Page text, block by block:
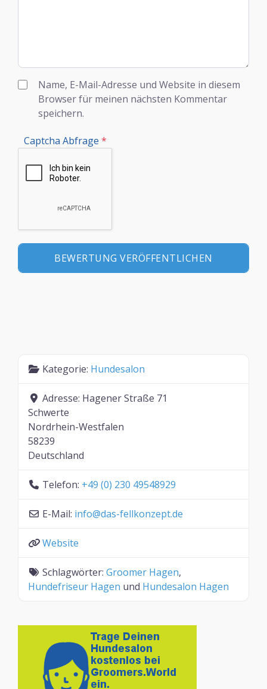
Name, E-Mail-Adresse und Website in diesem
Browser für meinen nächsten Kommentar
speichern.
Captcha Abfrage *
Kategorie: Hundesalon
Adresse: Hagener Straße 71
Schwerte
Nordrhein-Westfalen
58239
Deutschland
Telefon: +49 (0) 230 49548929
E-Mail: info@das-fellkonzept.de
Website
Schlagwörter: Groomer Hagen,
Hundefriseur Hagen und Hundesalon Hagen